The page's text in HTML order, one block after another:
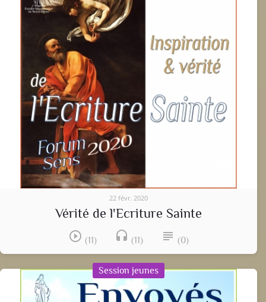
22 févr. 2020
Vérité de l'Ecriture Sainte
play_circle_outline (11) headset (11) subject (0)
Session jeunes